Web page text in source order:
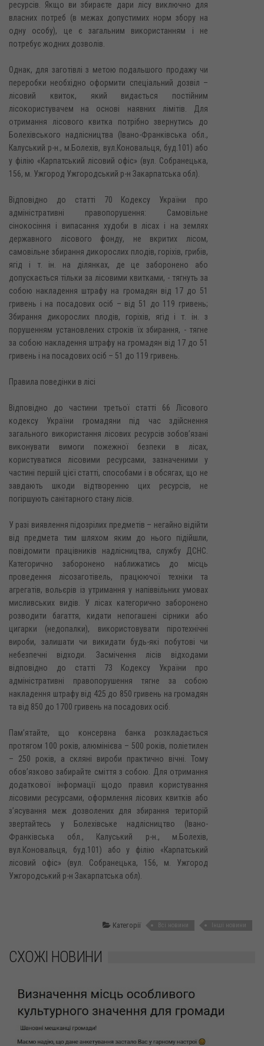
ресурсів. Якщо ви збираєте дари лісу виключно для
власних потреб (в межах допустимих норм збору на
одну особу), це є загальним використанням і не
потребує жодних дозволів.
Однак, для заготівлі з метою подальшого продажу чи
переробки необхідно оформити спеціальний дозвіл –
лісовий квиток, який видається постійним
лісокористувачем на основі наявних лімітів. Для
отримання лісового квитка потрібно звернутись до
Болехівського надлісництва (Івано-Франківська обл.,
Калуський р-н., м.Болехів, вул.Коновальця, буд.101) або
у філію «Карпатський лісовий офіс» (вул. Собранецька,
156, м. Ужгород Ужгородський р-н Закарпатська обл).
Відповідно до статті 70 Кодексу України про
адміністративні правопорушення: Самовільне
сінокосіння і випасання худоби в лісах і на землях
державного лісового фонду, не вкритих лісом,
самовільне збирання дикорослих плодів, горіхів, грибів,
ягід і т. ін. на ділянках, де це заборонено або
допускається тільки за лісовими квитками, - тягнуть за
собою накладення штрафу на громадян від 17 до 51
гривень і на посадових осіб – від 51 до 119 гривень;
Збирання дикорослих плодів, горіхів, ягід і т. ін. з
порушенням установлених строків їх збирання, - тягне
за собою накладення штрафу на громадян від 17 до 51
гривень і на посадових осіб – 51 до 119 гривень.
Правила поведінки в лісі
Відповідно до частини третьої статті 66 Лісового
кодексу України громадяни під час здійснення
загального використання лісових ресурсів зобов’язані
виконувати вимоги пожежної безпеки в лісах,
користуватися лісовими ресурсами, зазначеними у
частині першій цієї статті, способами і в обсягах, що не
завдають шкоди відтворенню цих ресурсів, не
погіршують санітарного стану лісів.
У разі виявлення підозрілих предметів – негайно відійти
від предмета тим шляхом яким до нього підійшли,
повідомити працівників надлісництва, службу ДСНС.
Категорично заборонено наближатись до місць
проведення лісозаготівель, працюючої техніки та
агрегатів, вольєрів із утримання у напіввільних умовах
мисливських видів. У лісах категорично заборонено
розводити багаття, кидати непогашені сірники або
цигарки (недопалки), використовувати піротехнічні
вироби, залишати чи викидати будь-які побутові чи
небезпечні відходи. Засмічення лісів відходами
відповідно до статті 73 Кодексу України про
адміністративні правопорушення тягне за собою
накладення штрафу від 425 до 850 гривень на громадян
та від 850 до 1700 гривень на посадових осіб.
Пам’ятайте, що консервна банка розкладається
протягом 100 років, алюмінієва – 500 років, поліетилен
– 250 років, а скляні вироби практично вічні. Тому
обов’язково забирайте сміття з собою. Для отримання
додаткової інформації щодо правил користування
лісовими ресурсами, оформлення лісових квитків або
з’ясування меж дозволених для збирання територій
звертайтесь у Болехівське надлісництво (Івано-
Франківська обл., Калуський р-н., м.Болехів,
вул.Коновальця, буд.101) або у філію «Карпатський
лісовий офіс» (вул. Собранецька, 156, м. Ужгород
Ужгородський р-н Закарпатська обл).
Категорії Всі новини Інші новини
СХОЖІ НОВИНИ